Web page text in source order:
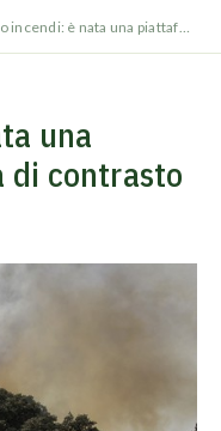
Rischio incendi: è nata una piattaforma europea di contrasto
una
di contrasto